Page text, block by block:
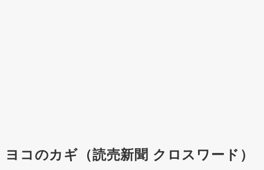
ヨコのカギ（読売新聞 クロスワード）